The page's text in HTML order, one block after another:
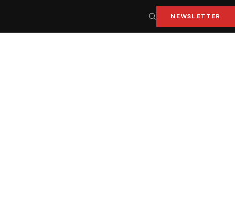
NEWSLETTER